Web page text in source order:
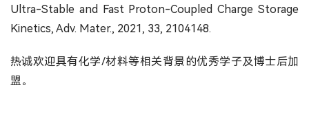
Ultra-Stable and Fast Proton-Coupled Charge Storage
Kinetics, Adv. Mater., 2021, 33, 2104148.
热诚欢迎具有化学/材料等相关背景的优秀学子及博士后加
盟。